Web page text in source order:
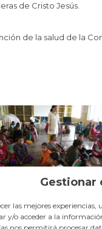
Gestionar
las mejores
y/o acceder a la
nos permitirá procesar
de Cristo Jesús.
de la salud de la